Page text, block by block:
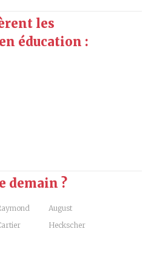
les
éducation :
demain ?
August
Heckscher